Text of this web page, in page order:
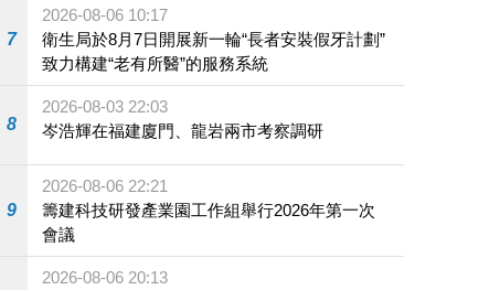
7
2026-08-06 10:17
衛生局於8月7日開展新一輪“長者安裝假牙計劃”
致力構建“老有所醫”的服務系統
8
2026-08-03 22:03
岑浩輝在福建廈門、龍岩兩市考察調研
9
2026-08-06 22:21
籌建科技研發產業園工作組舉行2026年第一次
會議
2026-08-06 20:13